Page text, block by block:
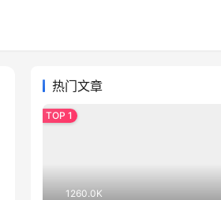
热门文章
1260.0K